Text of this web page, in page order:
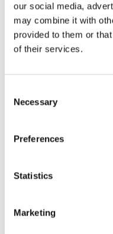
our social media,
may combine it with
provided to them or
of their services.
Selection
Necessary
Preferences
Statistics
Marketing
GRATIS LEVERING
14 DAGEN
350m2 FYSIEKE WINKEL
Productomschrijving
Reviews
Delen